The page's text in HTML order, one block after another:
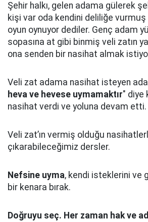
Şehir halkı, gelen adama gülerek
kişi var oda kendini deliliğe
oyun oynuyor dediler. Genç adam
sopasına at gibi binmiş veli zatın
ona senden bir nasihat almak
Veli zat adama nasihat isteyen
heva ve hevese uymamaktır" diye
nasihat verdi ve yoluna devam etti.
Veli zat’ın vermiş olduğu
çıkarabileceğimiz dersler.
Nefsine uyma, kendi isteklerini ve
bir kenara bırak.
Doğruyu seç. Her zaman hak ve